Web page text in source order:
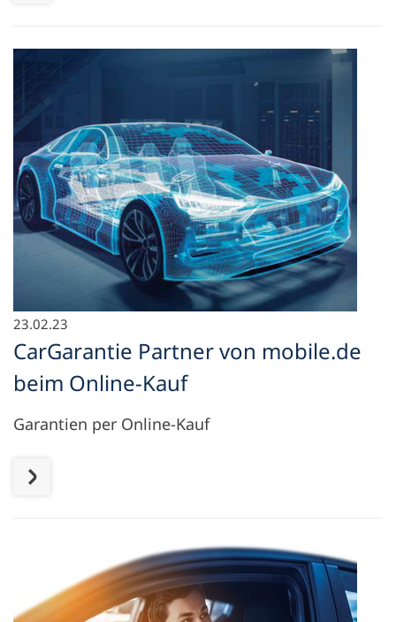
23.02.23
CarGarantie Partner von mobile.de
beim Online-Kauf
Garantien per Online-Kauf